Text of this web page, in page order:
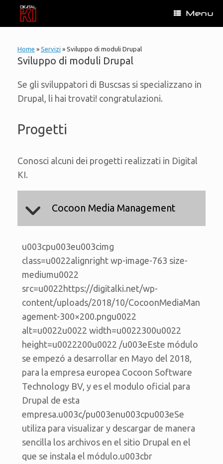
contenuto
Menu
Home » Servizi » Sviluppo di moduli Drupal
Sviluppo di moduli Drupal
Se gli sviluppatori di Buscsas si specializzano in
Drupal, li hai trovati! congratulazioni.
Progetti
Conosci alcuni dei progetti realizzati in Digital
KI.
Cocoon Media Management
u003cpu003eu003cimg
class=u0022alignright wp-image-763 size-
mediumu0022
src=u0022https://digitalki.net/wp-
content/uploads/2018/10/CocoonMediaMan
agement-300×200.pngu0022
alt=u0022u0022 width=u0022300u0022
height=u0022200u0022 /u003eEste módulo
se empezó a desarrollar en Mayo del 2018,
para la empresa europea Cocoon Software
Technology BV, y es el modulo oficial para
Drupal de esta
empresa.u003c/pu003enu003cpu003eSe
utiliza para visualizar y descargar de manera
sencilla los archivos en el sitio Drupal en el
que se instala el módulo.u003cbr